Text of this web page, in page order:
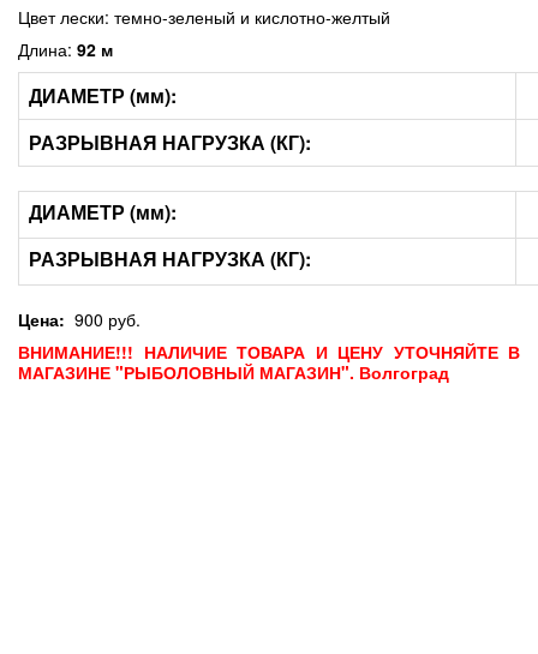
Цвет лески: темно-зеленый и кислотно-желтый
Длина: 92 м
ДИАМЕТР (мм):
РАЗРЫВНАЯ НАГРУЗКА (КГ):
ДИАМЕТР (мм):
РАЗРЫВНАЯ НАГРУЗКА (КГ):
Цена: 900 руб.
ВНИМАНИЕ!!! НАЛИЧИЕ ТОВАРА И ЦЕНУ УТОЧНЯЙТЕ В
МАГАЗИНЕ "РЫБОЛОВНЫЙ МАГАЗИН". Волгоград